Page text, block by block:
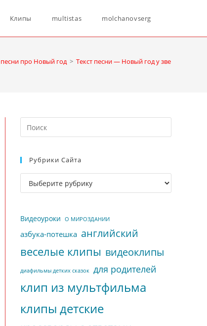
Клипы multistas molchanovserg
песни про Новый год > Текст песни — Новый год у зверей
клавишу
закрыть
Рубрики Сайта
Рубрики
сайта
Видеоуроки О МИРОЗДАНИИ
азбука-потешка английский
веселые клипы видеоклипы
диафильмы детких сказок для родителей
клип из мультфильма
клипы детские